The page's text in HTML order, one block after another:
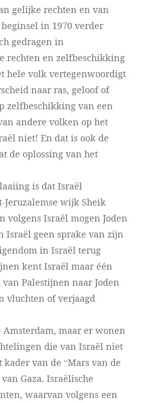
gelijke rechten en van
in 1970 verder
gedragen in
rechten en zelfbeschikking
hele volk vertegenwoordigt
naar ras, geloof of
zelfbeschikking van een
andere volken op het
niet! En dat is ook de
de oplossing van het
is dat Israël
wijk Sheik
volgens Israël mogen Joden
Israël geen sprake van zijn
in Israël terug
kent Israël maar één
Palestijnen naar Joden
vluchten of verjaagd
Amsterdam, maar er wonen
die van Israël niet
van de “Mars van de
Gaza. Israëlische
waarvan volgens een